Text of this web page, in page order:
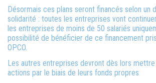
Désormais ces plans seront financés selon un
solidarité : toutes les entreprises vont
les entreprises de moins de 50 salariés
possibilité de bénéficier de ce financement
OPCO.
Les autres entreprises devront dès lors
actions par le biais de leurs fonds propres